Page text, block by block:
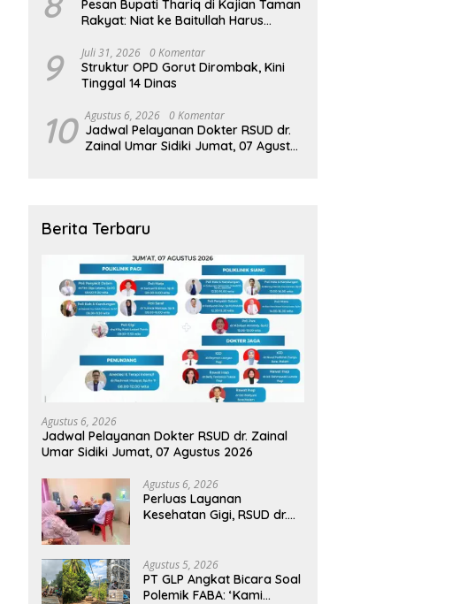
Pesan Bupati Thariq di Kajian Taman
Rakyat: Niat ke Baitullah Harus
9 Juli 31, 2026 0 Komentar
Struktur OPD Gorut Dirombak, Kini
Tinggal 14 Dinas
10 Agustus 6, 2026 0 Komentar
Jadwal Pelayanan Dokter RSUD dr.
Zainal Umar Sidiki Jumat, 07 Agustus
Berita Terbaru
Agustus 6, 2026
Jadwal Pelayanan Dokter RSUD dr. Zainal
Umar Sidiki Jumat, 07 Agustus 2026
Agustus 6, 2026
Perluas Layanan
Kesehatan Gigi, RSUD dr.
Konservasi Gigi
Agustus 5, 2026
PT GLP Angkat Bicara Soal
Polemik FABA: ‘Kami